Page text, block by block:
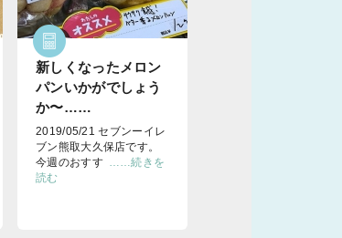
新しくなったメロン
パンいかがでしょう
か〜……
2019/05/21 セブンーイレ
ブン熊取大久保店です。
今週のおすす
……続きを
読む